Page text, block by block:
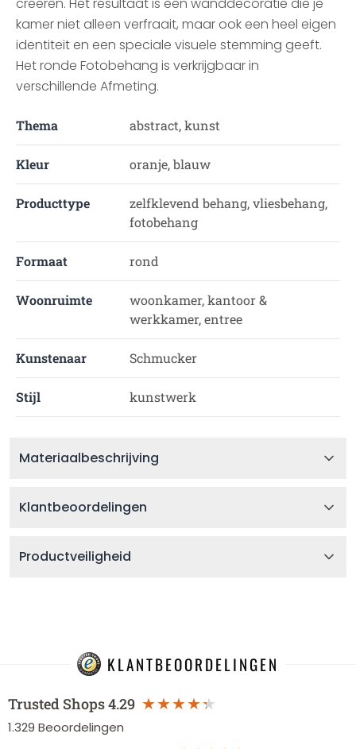
kamer niet alleen verfraait, maar ook een heel eigen
identiteit en een speciale visuele stemming geeft.
Het ronde Fotobehang is verkrijgbaar in
verschillende Afmeting.
Thema abstract, kunst
Kleur oranje, blauw
Producttype
zelfklevend behang, vliesbehang,
fotobehang
Formaat rond
Woonruimte
woonkamer, kantoor &
werkkamer, entree
Kunstenaar Schmucker
Stijl kunstwerk
Materiaalbeschrijving
Klantbeoordelingen
Productveiligheid
KLANTBEOORDELINGEN
Trusted Shops4.29
1.329 Beoordelingen